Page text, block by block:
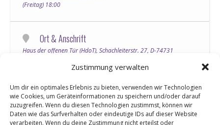
Zustimmung verwalten
Um dir ein optimales Erlebnis zu bieten, verwenden wir Technologien
wie Cookies, um Geräteinformationen zu speichern und/oder darauf
zuzugreifen. Wenn du diesen Technologien zustimmst, können wir
Daten wie das Surfverhalten oder eindeutige IDs auf dieser Website
verarbeiten. Wenn du deine Zustimmung nicht erteilst oder
(Freitag) 18:00
Ort & Anschrift
Haus der offenen Tür (HdoT), Schachleiterstr. 27, D-74731
Informationen & Ticketlinks
Liane Fest – Liane Fantreffen / Oktoberfest-Party!
Freut euch auf ein unvergessliches Wochenende mit LIANE. Unser